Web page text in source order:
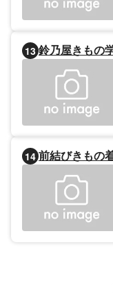
13 鈴乃屋きもの
14 前結びきもの